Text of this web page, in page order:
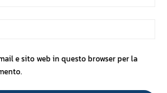
e sito web in questo browser per la